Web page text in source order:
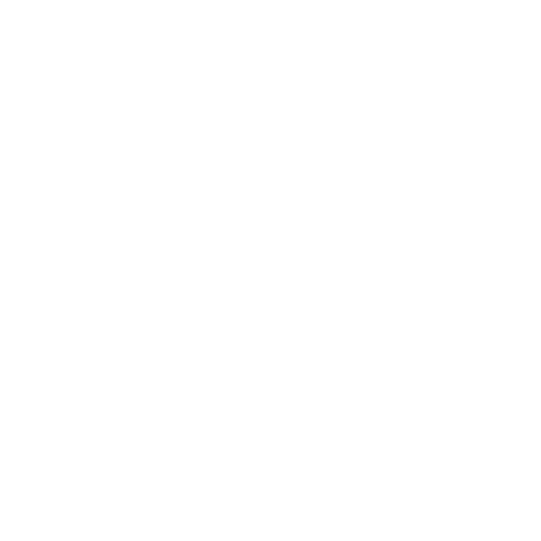
です。
ありません。
です。
ず変更すること